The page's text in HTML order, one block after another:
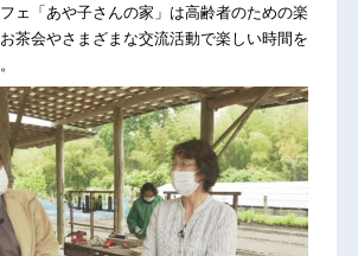
ェ「あや子さんの家」は高齢者のための楽
茶会やさまざまな交流活動で楽しい時間を